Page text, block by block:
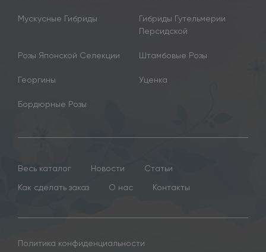
Мускусные Гибриды
Гибриды Гутельмерии
Персидской
Розы Японской Селекции Штамбовые Розы
Георгины Уценка
Бордюрные Розы
Весь каталог Новости
Статьи
Как сделать заказ
О нас Контакты
Политика конфиденциальности